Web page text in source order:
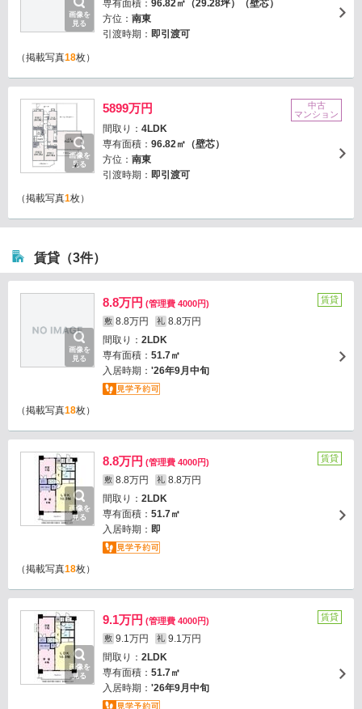
画像を
見る
専有面積： 96.82㎡（29.28坪）（壁芯）
方位： 南東
引渡時期： 即引渡可
（掲載写真18枚）
画像を
見る
5899万円
間取り： 4LDK
専有面積： 96.82㎡（壁芯）
方位： 南東
引渡時期： 即引渡可
中古
マンション
（掲載写真1枚）
賃貸（3件）
画像を
見る
8.8万円 (管理費 4000円)
敷 8.8万円 礼 8.8万円
間取り： 2LDK
専有面積： 51.7㎡
入居時期： '26年9月中旬
賃貸
（掲載写真18枚）
画像を
見る
8.8万円 (管理費 4000円)
敷 8.8万円 礼 8.8万円
間取り： 2LDK
専有面積： 51.7㎡
入居時期： 即
賃貸
（掲載写真18枚）
画像を
見る
9.1万円 (管理費 4000円)
敷 9.1万円 礼 9.1万円
間取り： 2LDK
専有面積： 51.7㎡
入居時期： '26年9月中旬
賃貸